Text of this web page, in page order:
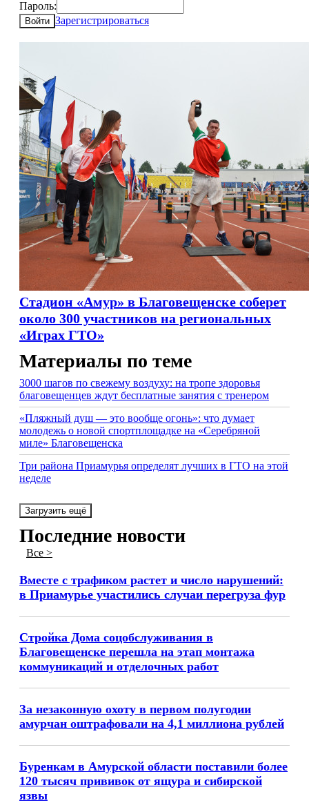
Пароль:
Войти Зарегистрироваться
Стадион «Амур» в Благовещенске соберет
около 300 участников на региональных
«Играх ГТО»
Материалы по теме
3000 шагов по свежему воздуху: на тропе здоровья
благовещенцев ждут бесплатные занятия с тренером
«Пляжный душ — это вообще огонь»: что думает
молодежь о новой спортплощадке на «Серебряной
миле» Благовещенска
Три района Приамурья определят лучших в ГТО на этой
неделе
Загрузить ещё
Последние новости
Все >
Вместе с трафиком растет и число нарушений:
в Приамурье участились случаи перегруза фур
Стройка Дома соцобслуживания в
Благовещенске перешла на этап монтажа
коммуникаций и отделочных работ
За незаконную охоту в первом полугодии
амурчан оштрафовали на 4,1 миллиона рублей
Буренкам в Амурской области поставили более
120 тысяч прививок от ящура и сибирской
язвы